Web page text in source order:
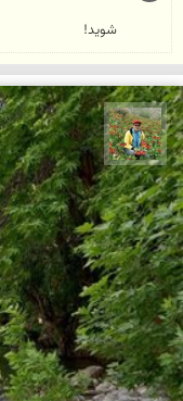
اسفندیار خدایی